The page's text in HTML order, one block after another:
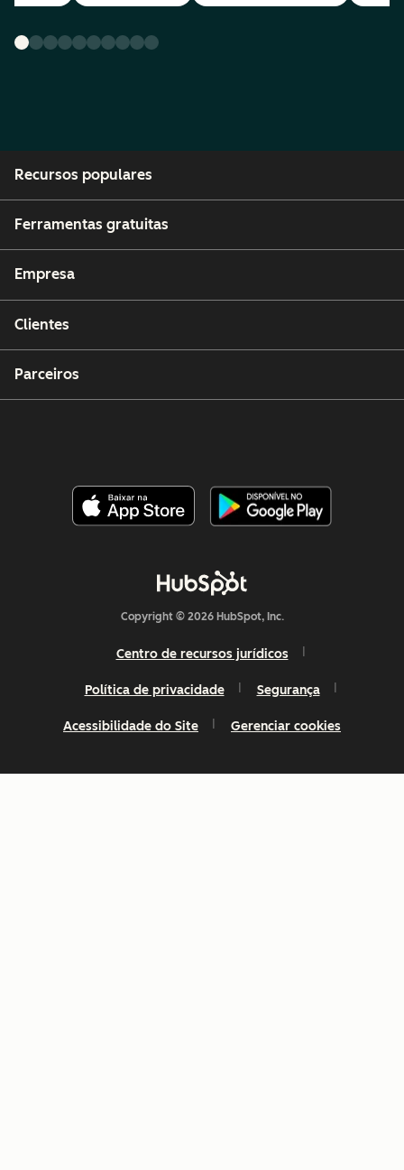
Recursos populares
Ferramentas gratuitas
Empresa
Clientes
Parceiros
Copyright © 2026 HubSpot, Inc.
Centro de recursos jurídicos
Política de privacidade Segurança
Acessibilidade do Site Gerenciar cookies